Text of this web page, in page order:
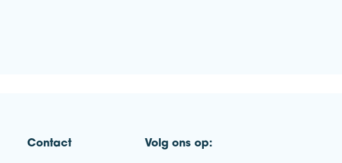
Contact Volg ons op: